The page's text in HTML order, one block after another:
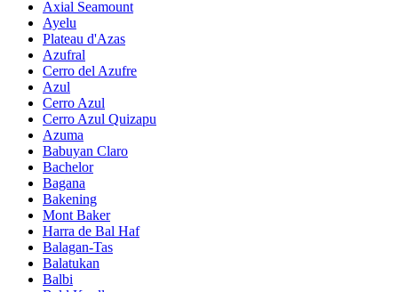
Axial Seamount
Ayelu
Plateau d'Azas
Azufral
Cerro del Azufre
Azul
Cerro Azul
Cerro Azul Quizapu
Azuma
Babuyan Claro
Bachelor
Bagana
Bakening
Mont Baker
Harra de Bal Haf
Balagan-Tas
Balatukan
Balbi